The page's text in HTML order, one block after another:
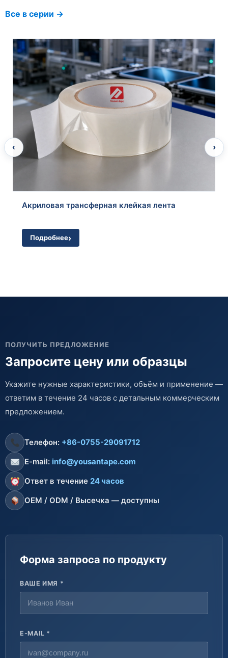
Все в серии →
‹
Алюминиевая клейкая лента
Подробнее
›
ПОЛУЧИТЬ ПРЕДЛОЖЕНИЕ
Запросите цену или образцы
Укажите нужные характеристики, объём и применение —
ответим в течение 24 часов с детальным коммерческим
предложением.
Телефон: +86-0755-29091712
E-mail: info@yousantape.com
Ответ в течение 24 часов
OEM / ODM / Высечка — доступны
Форма запроса по продукту
ВАШЕ ИМЯ *
E-MAIL *